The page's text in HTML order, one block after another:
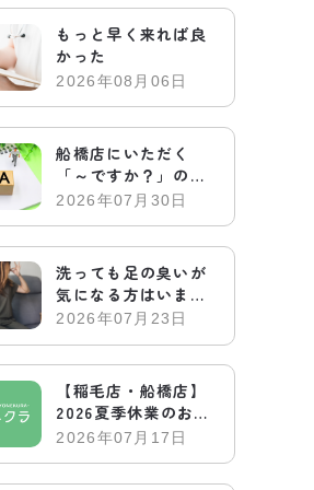
もっと早く来れば良
かった
2026年08月06日
船橋店にいただく
「～ですか？」のお
電話についてお答え
2026年07月30日
洗っても足の臭いが
気になる方はいませ
んか？
2026年07月23日
【稲毛店・船橋店】
2026夏季休業のお知
らせ
2026年07月17日